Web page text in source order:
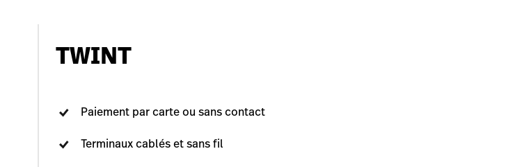
TWINT
Paiement par carte ou sans contact
Terminaux cablés et sans fil